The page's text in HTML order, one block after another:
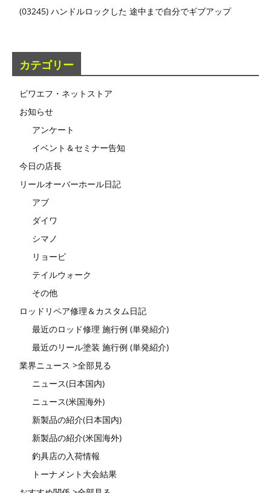
(03245) ハンドルロックした 途中まで自分でギブアップ
カテゴリー
ビワエフ・ネットストア
お知らせ
アンケート
イベント＆セミナー告知
今日の店長
リールオーバーホール日記
アブ
ダイワ
シマノ
リョービ
テイルウォーク
その他
ロッドリペア修理＆カスタム日記
最近のロッド修理 施行例 (単発紹介)
最近のリール塗装 施行例 (単発紹介)
業界ニュース >全部見る
ニュース(日本国内)
ニュース(米国海外)
新製品の紹介(日本国内)
新製品の紹介(米国海外)
釣具店の入荷情報
トーナメント大会結果